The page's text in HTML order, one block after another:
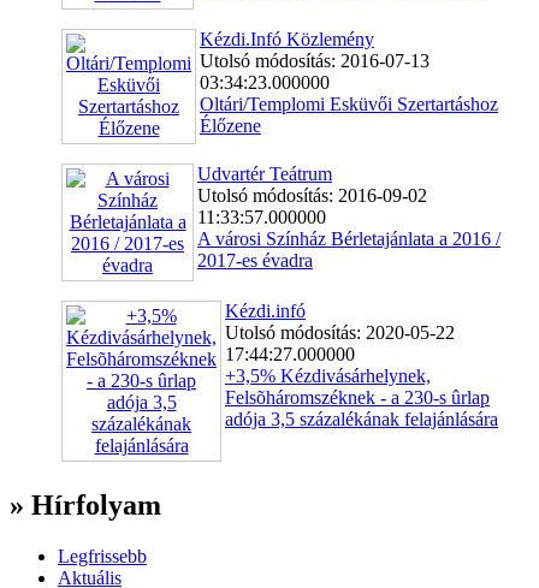
Kézdi.Infó Közlemény
Utolsó módosítás: 2016-07-13
03:34:23.000000
Oltári/Templomi Esküvői Szertartáshoz
Élőzene
Udvartér Teátrum
Utolsó módosítás: 2016-09-02
11:33:57.000000
A városi Színház Bérletajánlata a 2016 /
2017-es évadra
Kézdi.infó
Utolsó módosítás: 2020-05-22
17:44:27.000000
+3,5% Kézdivásárhelynek,
Felsõháromszéknek - a 230-s ûrlap
adója 3,5 százalékának felajánlására
» Hírfolyam
Legfrissebb
Aktuális